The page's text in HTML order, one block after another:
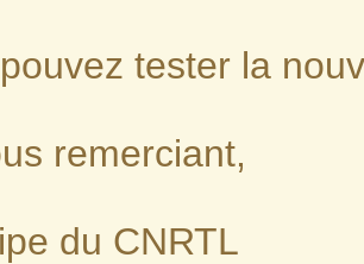
tester la
remerciant,
du CNRTL